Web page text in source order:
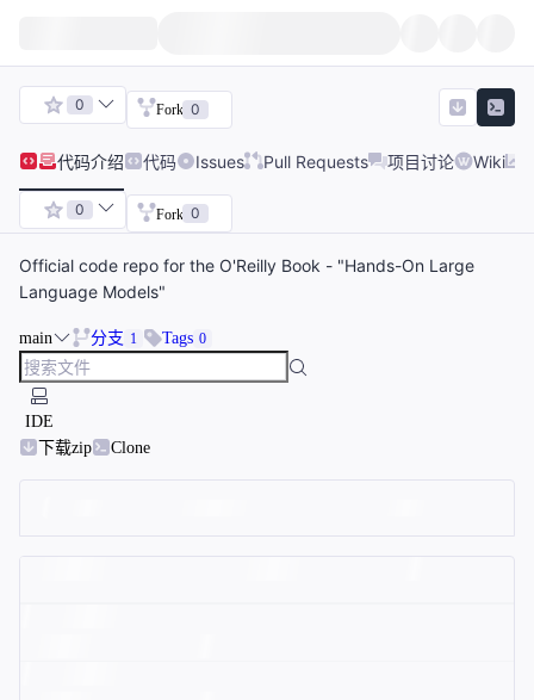
0 Fork 0
代码介绍 代码 Issues Pull Requests 项目讨论 Wiki
0 Fork 0
Official code repo for the O'Reilly Book - "Hands-On Large
Language Models"
main 分支 1 Tags 0
IDE
下载zip
Clone